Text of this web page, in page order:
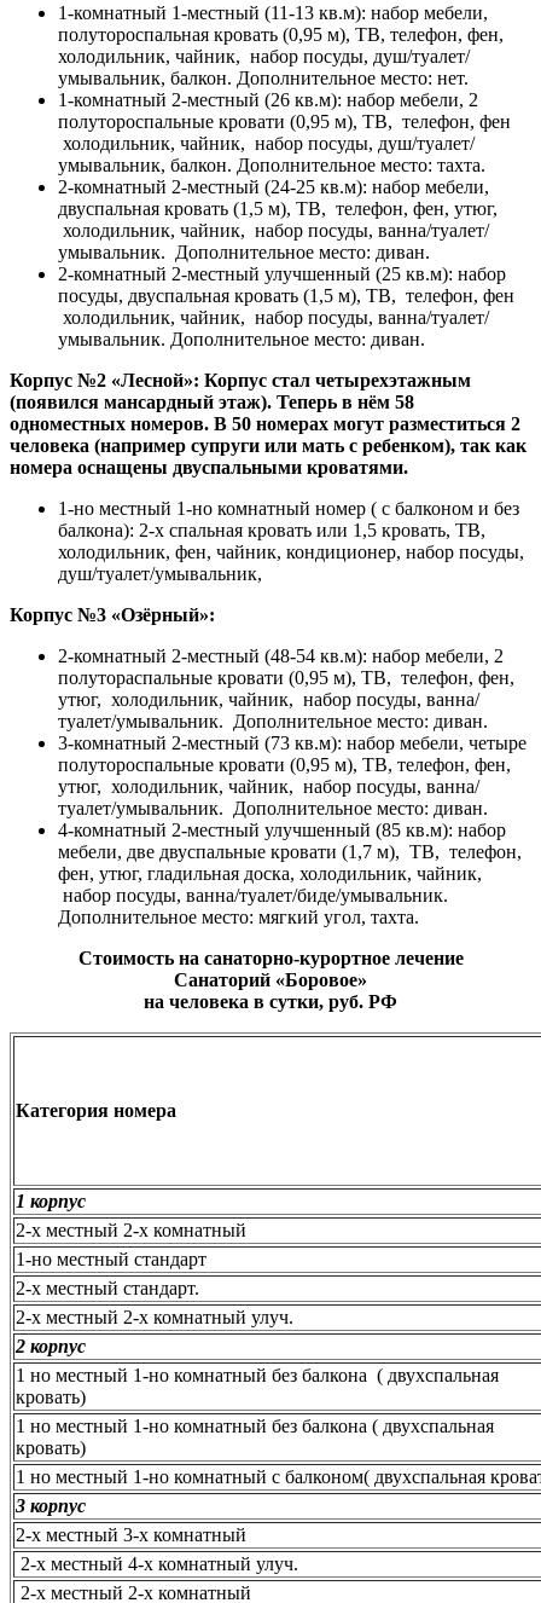
1-комнатный 1-местный (11-13 кв.м): набор мебели,
полутороспальная кровать (0,95 м), ТВ, телефон, фен,
холодильник, чайник, набор посуды, душ/туалет/
умывальник, балкон. Дополнительное место: нет.
1-комнатный 2-местный (26 кв.м): набор мебели, 2
полутороспальные кровати (0,95 м), ТВ, телефон, фен
холодильник, чайник, набор посуды, душ/туалет/
умывальник, балкон. Дополнительное место: тахта.
2-комнатный 2-местный (24-25 кв.м): набор мебели,
двуспальная кровать (1,5 м), ТВ, телефон, фен, утюг,
холодильник, чайник, набор посуды, ванна/туалет/
умывальник. Дополнительное место: диван.
2-комнатный 2-местный улучшенный (25 кв.м): набор
посуды, двуспальная кровать (1,5 м), ТВ, телефон, фен
холодильник, чайник, набор посуды, ванна/туалет/
умывальник. Дополнительное место: диван.
Корпус №2 «Лесной»: Корпус стал четырехэтажным
(появился мансардный этаж). Теперь в нём 58
одноместных номеров. В 50 номерах могут разместиться 2
человека (например супруги или мать с ребенком), так как
номера оснащены двуспальными кроватями.
1-но местный 1-но комнатный номер ( с балконом и без
балкона): 2-х спальная кровать или 1,5 кровать, ТВ,
холодильник, фен, чайник, кондиционер, набор посуды,
душ/туалет/умывальник,
Корпус №3 «Озёрный»:
2-комнатный 2-местный (48-54 кв.м): набор мебели, 2
полутораспальные кровати (0,95 м), ТВ, телефон, фен,
утюг, холодильник, чайник, набор посуды, ванна/
туалет/умывальник. Дополнительное место: диван.
3-комнатный 2-местный (73 кв.м): набор мебели, четыре
полутороспальные кровати (0,95 м), ТВ, телефон, фен,
утюг, холодильник, чайник, набор посуды, ванна/
туалет/умывальник. Дополнительное место: диван.
4-комнатный 2-местный улучшенный (85 кв.м): набор
мебели, две двуспальные кровати (1,7 м), ТВ, телефон,
фен, утюг, гладильная доска, холодильник, чайник,
набор посуды, ванна/туалет/биде/умывальник.
Дополнительное место: мягкий угол, тахта.
Стоимость на санаторно-курортное лечение
Санаторий «Боровое»
на человека в сутки, руб. РФ
Категория номера
1 корпус
2-х местный 2-х комнатный
1-но местный стандарт
2-х местный стандарт.
2-х местный 2-х комнатный улуч.
2 корпус
1 но местный 1-но комнатный без балкона ( двухспальная
кровать)
1 но местный 1-но комнатный без балкона ( двухспальная
кровать)
1 но местный 1-но комнатный с балконом( двухспальная
3 корпус
2-х местный 3-х комнатный
2-х местный 4-х комнатный улуч.
2-х местный 2-х комнатный